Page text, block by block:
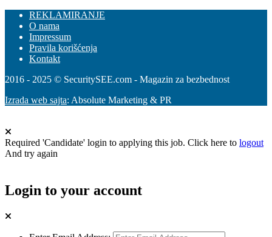
REKLAMIRANJE
O nama
Impressum
Pravila korišćenja
Kontakt
2016 - 2025 © SecuritySEE.com - Magazin za bezbednost
Izrada web sajta: Absolute Marketing & PR
Required 'Candidate' login to applying this job. Click here to logout
And try again
Login to your account